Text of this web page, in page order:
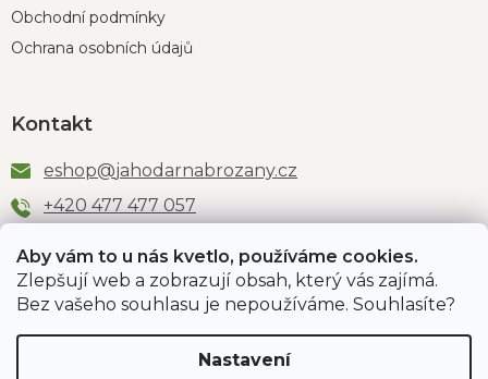
Aby vám to u nás kvetlo, používáme cookies.
Zlepšují web a zobrazují obsah, který vás zajímá.
Bez vašeho souhlasu je nepoužíváme. Souhlasíte?
Nastavení
Obchodní podmínky
Ochrana osobních údajů
Kontakt
eshop@jahodarnabrozany.cz
+420 477 477 057
Odběr newsletteru